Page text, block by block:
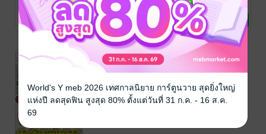
จบ...ปริศนา
กรรมจาก
บาดาล)
ปรัชญธร
นิยายผจญภัย/บู๊แอก
ชัน
No Rating
(TOKA...the
forest of
vengeance)
J. ปรัชญธร. / ปรัชญ
ธร
นิยายผจญภัย/บู๊แอก
ชัน
No Rating
ปรัชญธร
นิยายลึกลับ/เขย่า
ขวัญ
No Rating
World's Y meb 2026 เทศกาลนิยาย การ์ตูนวาย สุดยิ่งใหญ่
แห่งปี ลดสุดฟิน สูงสุด 80% ตั้งแต่วันที่ 31 ก.ค. - 16 ส.ค.
69